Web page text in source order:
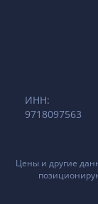
ИНН:
9718097563
Цены и другие